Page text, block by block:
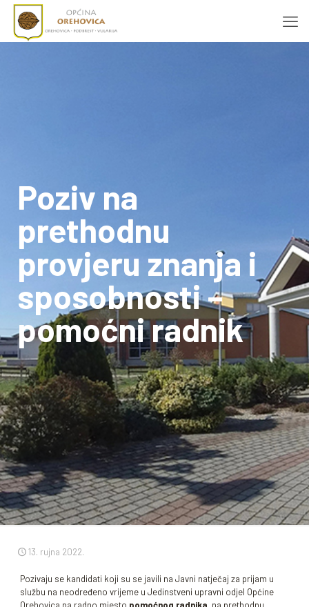
Poziv na
prethodnu
provjeru znanja i
sposobnosti –
pomoćni radnik
13. rujna 2022.
Pozivaju se kandidati koji su se javili na Javni natječaj za prijam u
službu na neodređeno vrijeme u Jedinstveni upravni odjel Općine